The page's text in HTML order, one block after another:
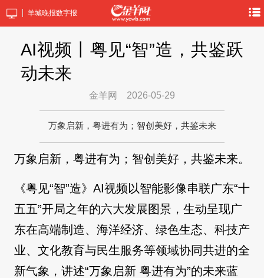
羊城晚报数字报
AI视频丨粤见“智”造，共鉴跃
动未来
金羊网 2026-05-29
万象启新，粤进有为；智创美好，共鉴未来
万象启新，粤进有为；智创美好，共鉴未来。
《粤见“智”造》AI视频以智能影像串联广东“十
五五”开局之年的六大发展图景，生动呈现广
东在高端制造、海洋经济、绿色生态、科技产
业、文化教育与民生服务等领域协同共进的全
新气象，讲述“万象启新 粤进有为”的未来蓝